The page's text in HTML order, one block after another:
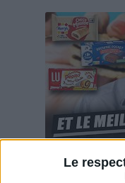
Le
Savane, LU,